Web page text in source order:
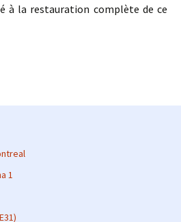
à la restauration complète de ce
1